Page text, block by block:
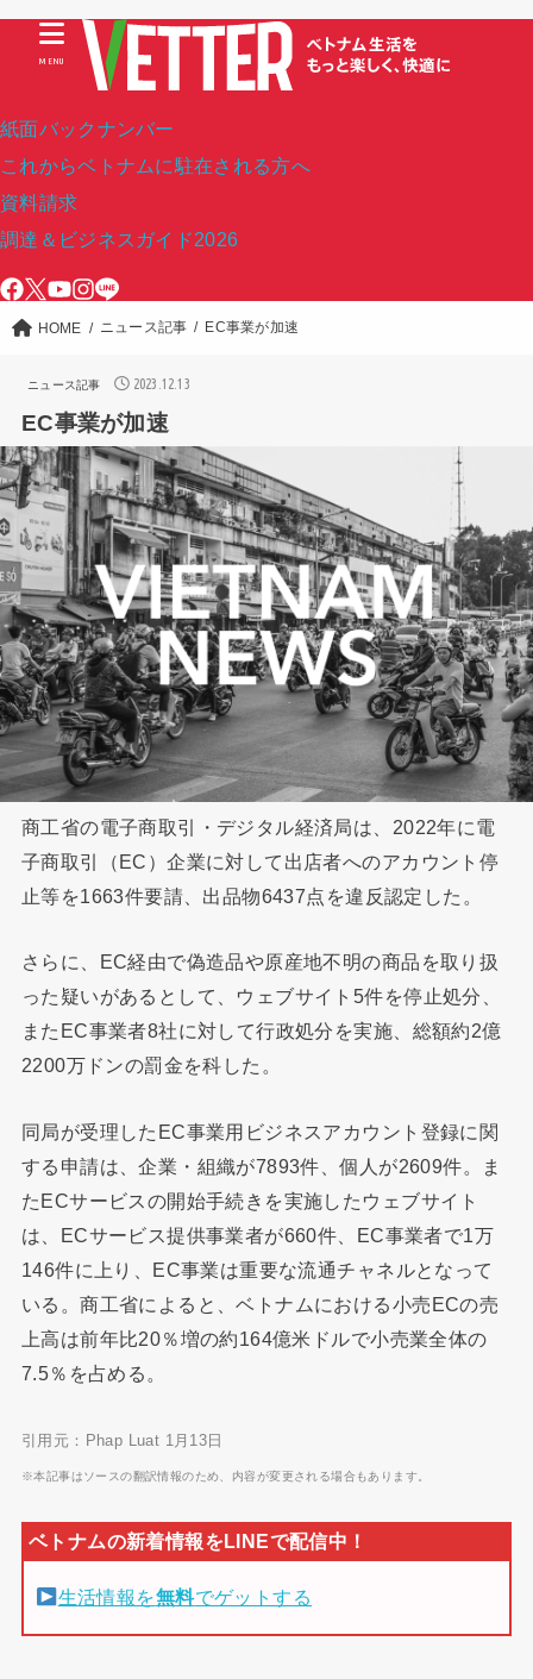
紙面バックナンバー
これからベトナムに駐在される方へ
資料請求
調達＆ビジネスガイド2026
MENU
HOME ニュース記事 EC事業が加速
ニュース記事 2023.12.13
EC事業が加速
商工省の電子商取引・デジタル経済局は、2022年に電
子商取引（EC）企業に対して出店者へのアカウント停
止等を1663件要請、出品物6437点を違反認定した。
さらに、EC経由で偽造品や原産地不明の商品を取り扱
った疑いがあるとして、ウェブサイト5件を停止処分、
またEC事業者8社に対して行政処分を実施、総額約2億
2200万ドンの罰金を科した。
同局が受理したEC事業用ビジネスアカウント登録に関
する申請は、企業・組織が7893件、個人が2609件。ま
たECサービスの開始手続きを実施したウェブサイト
は、ECサービス提供事業者が660件、EC事業者で1万
146件に上り、EC事業は重要な流通チャネルとなって
いる。商工省によると、ベトナムにおける小売ECの売
上高は前年比20％増の約164億米ドルで小売業全体の
7.5％を占める。
引用元：Phap Luat 1月13日
※本記事はソースの翻訳情報のため、内容が変更される場合もあります。
生活情報を無料でゲットする